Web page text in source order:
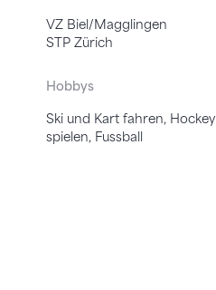
VZ Biel/Magglingen
STP Zürich
Hobbys
Ski und Kart fahren, Hockey
spielen, Fussball